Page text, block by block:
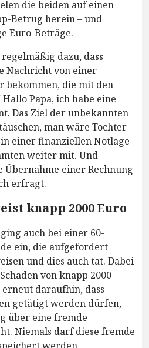
die beiden auf einen
Betrug herein – und
Euro-Beträge.
dazu, dass
Nachricht von einer
bekommen, die mit den
Papa, ich habe eine
Das Ziel der unbekannten
man wäre Tochter
einer finanziellen Notlage
weiter mit. Und
einer Rechnung
erfragt.
knapp 2000 Euro
auch bei einer 60-
ein, die aufgefordert
und dies auch tat. Dabei
von knapp 2000
daraufhin, dass
getätigt werden dürfen,
über eine fremde
Niemals darf diese fremde